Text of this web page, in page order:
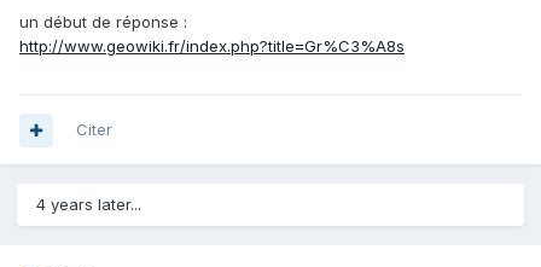
un début de réponse :
http://www.geowiki.fr/index.php?title=Gr%C3%A8s
Citer
4 years later...